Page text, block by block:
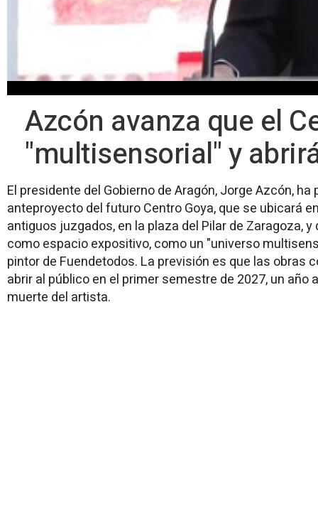
Azcón avanza que el
"multisensorial" y
El presidente del Gobierno de Aragón, Jorge Azcón,
anteproyecto del futuro Centro Goya, que se ubicará
antiguos juzgados, en la plaza del Pilar de Zaragoza,
como espacio expositivo, como un "universo
pintor de Fuendetodos. La previsión es que las obras
abrir al público en el primer semestre de 2027, un año
muerte del artista.